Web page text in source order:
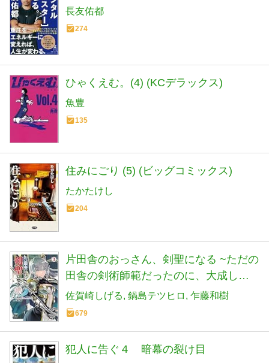
長友佑都
274
ひゃくえむ。(4) (KCデラックス)
魚豊
135
住みにごり (5) (ビッグコミックス)
たかたけし
204
片田舎のおっさん、剣聖になる ~ただの
田舎の剣術師範だったのに、大成した
弟子たちが俺を放ってくれない件~ 3 (3)
(ヤングチャンピオンコミックス)
佐賀崎しげる 鍋島テツヒロ 乍藤和樹
679
犯人に告ぐ４ 暗幕の裂け目